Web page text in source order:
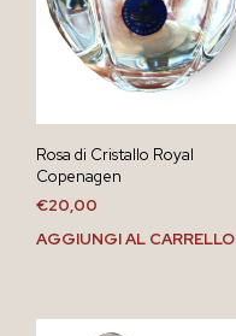
Rosa di Cristallo Royal
Copenagen
€20,00
AGGIUNGI AL CARRELLO